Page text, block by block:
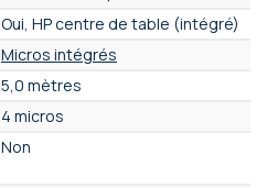
Oui, HP centre de table (intégré)
Micros intégrés
5,0 mètres
4 micros
Non